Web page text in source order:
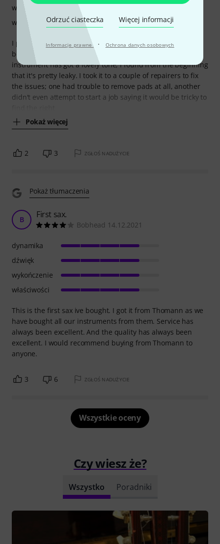
Odrzuć ciasteczka Więcej informacji
Informacje prawne · Ochrona danych osobowych
I purchased this instrument a couple of years ago as a
beginner switching from a clarinet. Although this
instrument has got a lovely tone, I found from the beginning
that it's pretty leaky. I took it to a couple of repairers to fix
the issues; one had trouble to remove pads at all, another
didn't even attempt to start a job saying it would be tricky to
Pokaż więcej
wykończenie
właściwości
2 3 ZGŁOŚ NADUŻYCIE
Pokaż tłumaczenia
B First sax.
Bobhead 14.12.2021
This is the first sax ive bought. I got it from Thomann as we
have bought all our instruments from them. Service has
always been excellent. And the quality has always been
excellent. I would recommend buying from Thomann to
anyone.
dynamika
dźwięk
wykończenie
właściwości
3 6 ZGŁOŚ NADUŻYCIE
Wszystkie oceny
Czy wiesz że?
Wszystko Poradniki